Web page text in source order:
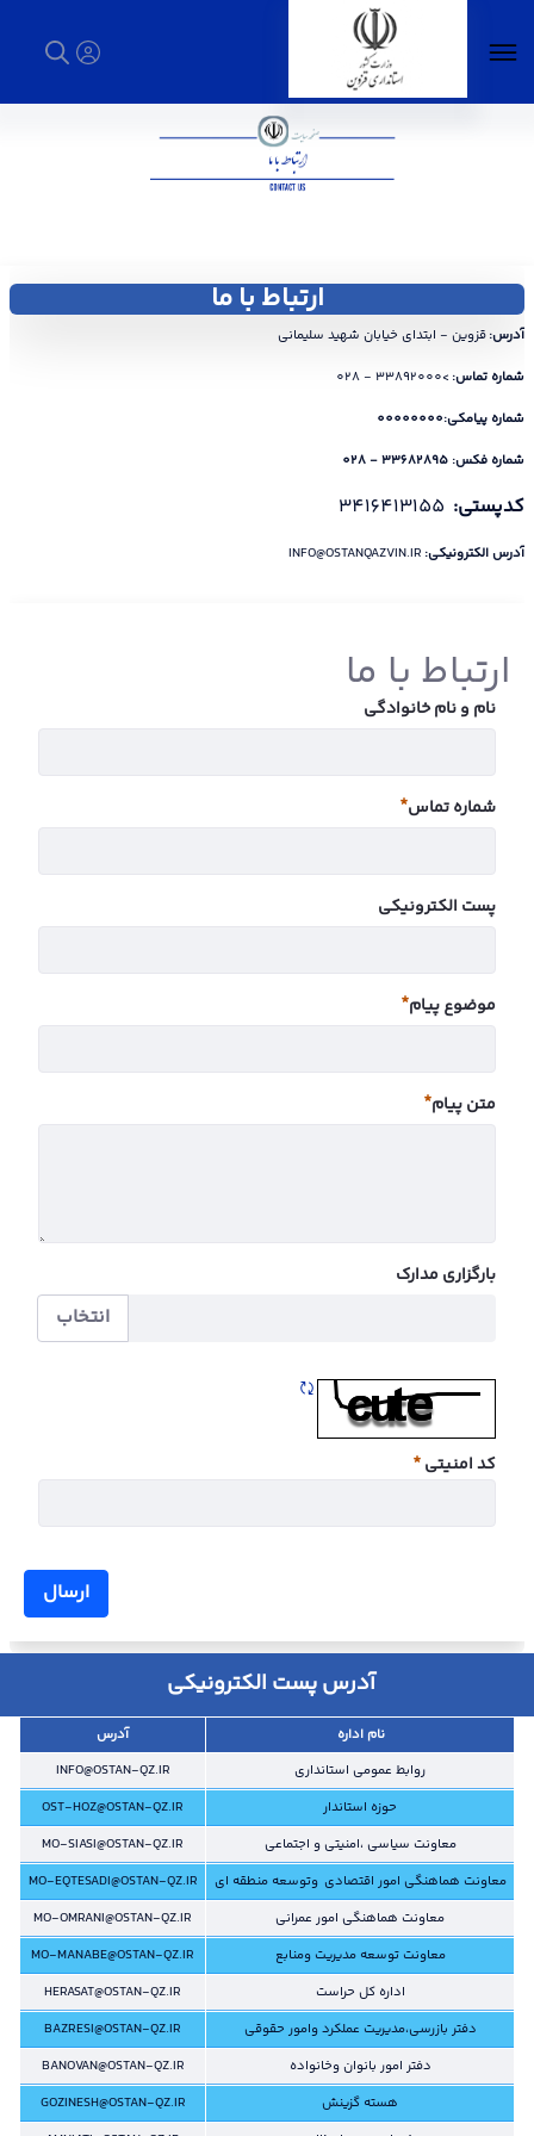
ارتباط با ما - استانداری قزوین
ارتباط با ما
آدرس:قزوین - ابتدای خیابان شهید سلیمانی
شماره تماس: >33892000 - 028
شماره پیامکی:00000000
شماره فکس: 33682895 - 028
کدپستی:
آدرس الکترونیکی:
ارتباط با ما
نام و نام خانوادگی
شماره تماس
پست الکترونیکی
موضوع پیام
متن پیام
بارگزاری مدارک
انتخاب
کد امنیتی
ارسال
آدرس پست الکترونیکی
نام اداره
آدرس
روابط عمومی استانداری
INFO@OSTAN-QZ.IR
حوزه استاندار
OST-HOZ@OSTAN-QZ.IR
معاونت سیاسی ،امنیتی و اجتماعی
MO-SIASI@OSTAN-QZ.IR
معاونت هماهنگی امور اقتصادی وتوسعه منطقه ای
MO-EQTESADI@OSTAN-QZ.IR
معاونت هماهنگی امور عمرانی
MO-OMRANI@OSTAN-QZ.IR
معاونت توسعه مدیریت ومنابع
MO-MANABE@OSTAN-QZ.IR
اداره کل حراست
HERASAT@OSTAN-QZ.IR
دفتر بازرسی،مدیریت عملکرد وامور حقوقی
BAZRESI@OSTAN-QZ.IR
دفتر امور بانوان وخانواده
BANOVAN@OSTAN-QZ.IR
هسته گزینش
GOZINESH@OSTAN-QZ.IR